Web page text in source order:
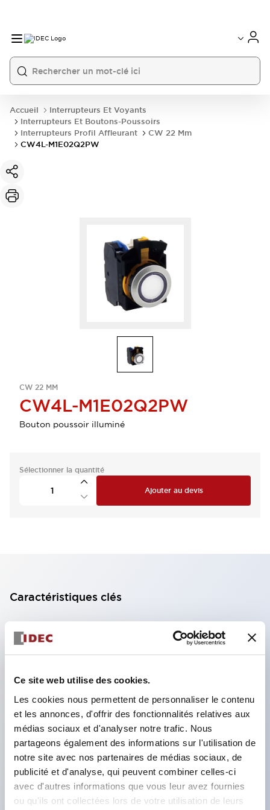
Ce site web utilise des cookies.
Les cookies nous permettent de personnaliser le contenu
et les annonces, d'offrir des fonctionnalités relatives aux
médias sociaux et d'analyser notre trafic. Nous
partageons également des informations sur l'utilisation de
notre site avec nos partenaires de médias sociaux, de
publicité et d'analyse, qui peuvent combiner celles-ci
avec d'autres informations que vous leur avez fournies
ou qu'ils ont collectées lors de votre utilisation de leurs
Accueil
Interrupteurs Et Voyants
Interrupteurs Et Boutons-Poussoirs
Interrupteurs Profil Affleurant
CW 22 Mm
CW4L-M1E02Q2PW
CW 22 MM
CW4L-M1E02Q2PW
Bouton poussoir illuminé
Sélectionner la quantité
Ajouter au devis
Caractéristiques clés
Bloc de contact à 2 étages avec 2 contacts,
permettant une configuration à 4 contacts
Profondeur du panneau de 39,9 mm (*bloc de
contact à 11 étages), 59,9 mm (*bloc de contact à
22 étages). Conception peu encombrante
Structure de sécurité de 3e génération :
déclenchement à 2 actions, garde intégrée,
structure de protection des doigts IP20.